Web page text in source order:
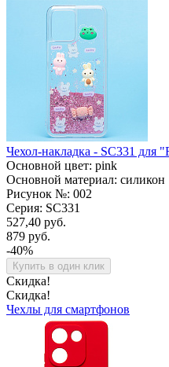
Чехол-накладка - SC331 для
Основной цвет: pink
Основной материал: силикон
Рисунок №: 002
Серия: SC331
527,40 руб.
879 руб.
-40%
Купить в один клик
Скидка!
Скидка!
Чехлы для смартфонов